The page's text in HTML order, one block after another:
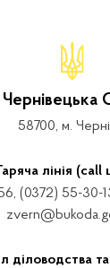
58700, м.
Гаряча лінія (call
(0372) 55-30-
діловодства